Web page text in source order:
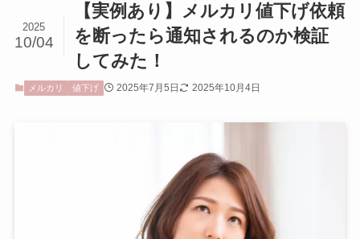
【実例あり】メルカリ値下げ依頼
を断ったら通知されるのか検証
してみた！
2025
10/04
メルカリ 値下げ 2025年7月5日 2025年10月4日